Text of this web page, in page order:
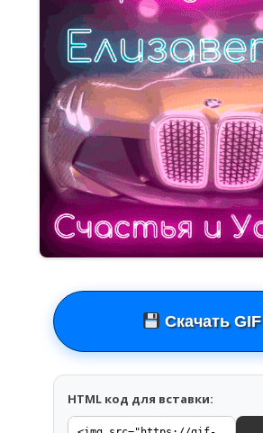
Скачать GIF
HTML код для вставки: